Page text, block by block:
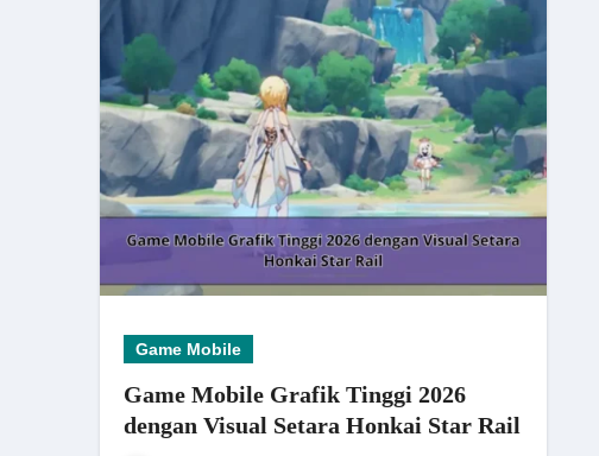
Game Mobile
Game Mobile Grafik Tinggi 2026
dengan Visual Setara Honkai Star Rail